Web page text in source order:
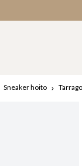
Sneaker hoito